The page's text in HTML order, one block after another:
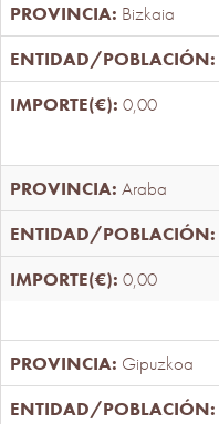
Bizkaia
0,00
Araba
0,00
Gipuzkoa